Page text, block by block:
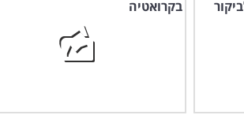
הצטרפו אל קצב החיים
המהיר בשנגחאי עם הסרטון
המדהים הזה...